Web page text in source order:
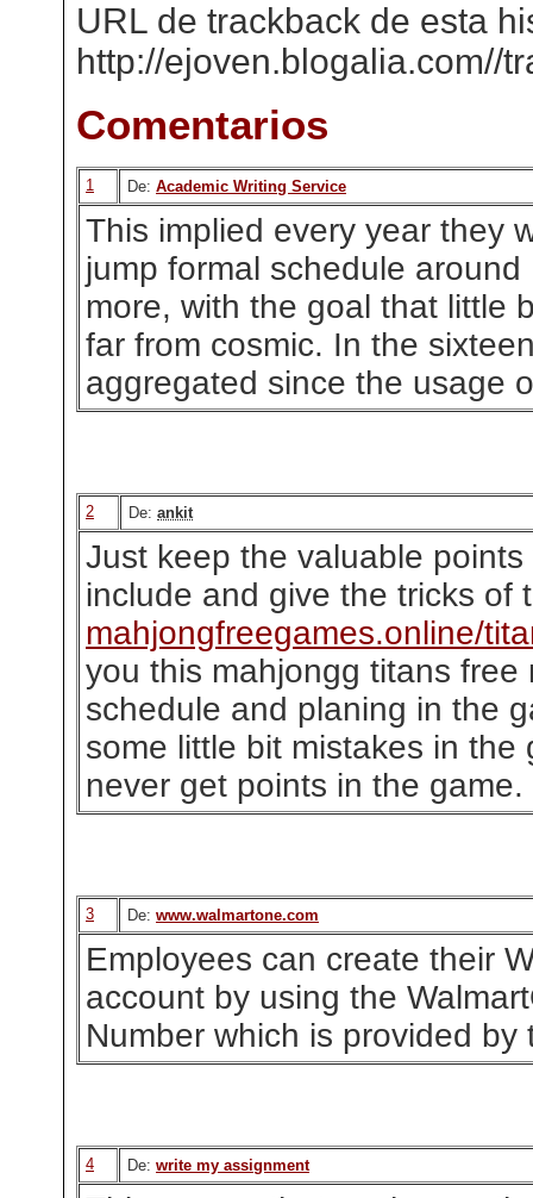
URL de trackback de esta
http://ejoven.blogalia.com//
Comentarios
1 De: Academic Writing Service
This implied every year they
jump formal schedule
more, with the goal that little
far from cosmic. In the
aggregated since the usage
2 De: ankit
Just keep the valuable
include and give the tricks of
mahjongfreegames.online/
you this mahjongg titans free
schedule and planing in the
some little bit mistakes in the
never get points in the game.
3 De: www.walmartone.com
Employees can create their
account by using the
Number which is provided by
4 De: write my assignment